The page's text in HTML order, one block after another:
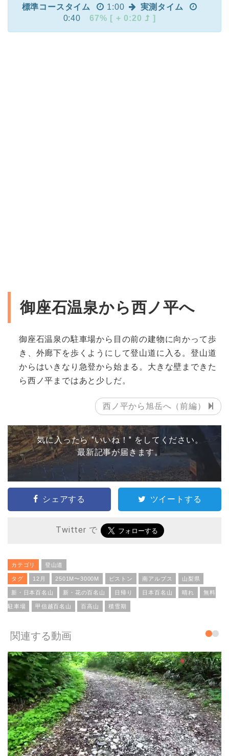
標準コースタイム 1:00
実測タイム
0:40
67% [ + 0:20 ]
御座石温泉から西ノ平へ
御座石温泉の駐車場から目の前の建物に向かって歩
き、外廊下を歩くようにして登山道に入る。登山道
からはいきなり急登から始まる。大きな壁まできた
ら西ノ平まではあと少しだ。
西ノ平から旭岳へ（前編）
気に入ったら "いいね！" をしてください。
最新記事が届きます。
シェアする ツイートする
Twitter で
カテゴリ 登山道
タグ 12月 2501M〜3000M ピストン 南アルプス 山梨県
新・日本百名山 新・花の百名山 日帰り 日本百名山 晴れ 無料
駐車場 甲信越百名山 百高山 積雪期
関連する動画